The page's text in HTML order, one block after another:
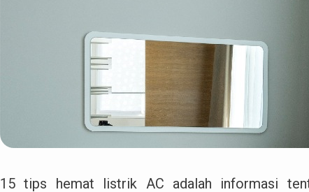
15 tips hemat listrik AC adalah informasi